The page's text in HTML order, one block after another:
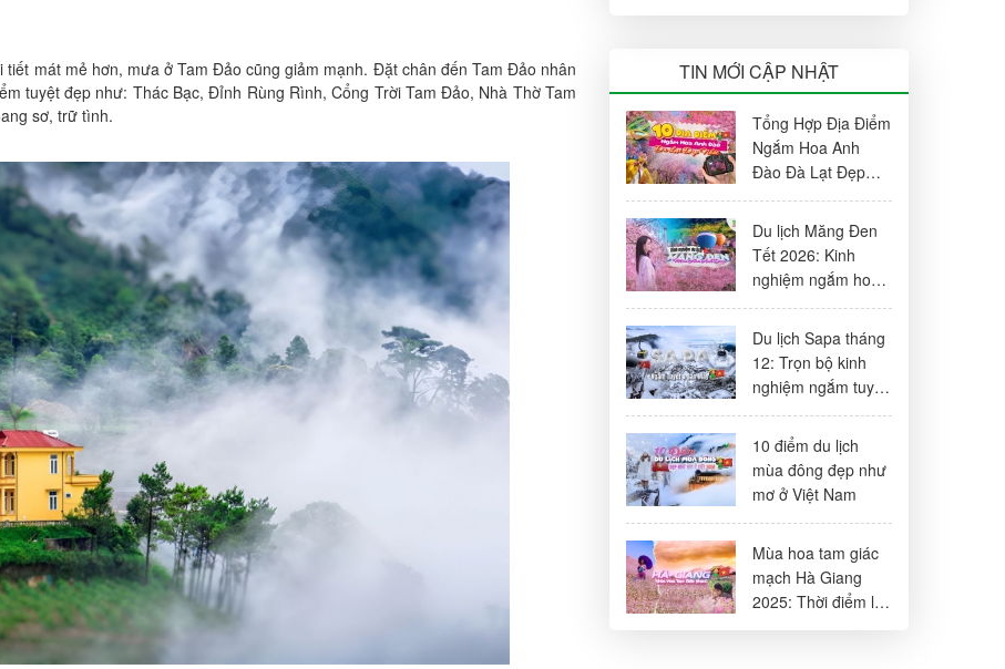
mát mẻ hơn, mưa ở Tam Đảo cũng giảm mạnh. Đặt chân đến Tam Đảo nhân
tuyệt đẹp như: Thác Bạc, Đỉnh Rùng Rình, Cổng Trời Tam Đảo, Nhà Thờ Tam
sơ, trữ tình.
TIN MỚI CẬP NHẬT
Tổng Hợp Địa Điểm
Ngắm Hoa Anh
Đào Đà Lạt Đẹp
Nhất 2026
Du lịch Măng Đen
Tết 2026: Kinh
nghiệm ngắm hoa
anh đào, lịch trình
& lưu ý
Du lịch Sapa tháng
12: Trọn bộ kinh
nghiệm ngắm tuyết
& săn mây đẹp
nhất
10 điểm du lịch
mùa đông đẹp như
mơ ở Việt Nam
Mùa hoa tam giác
mạch Hà Giang
2025: Thời điểm lý